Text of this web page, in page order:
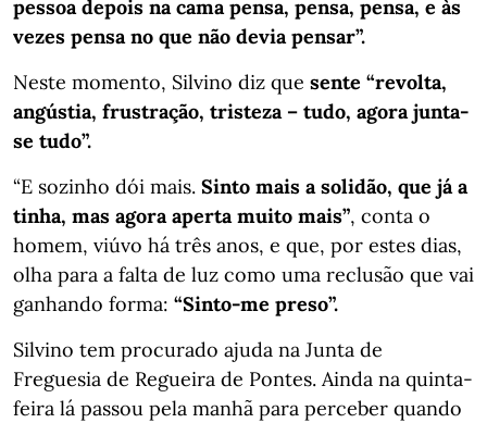
pessoa depois na cama pensa, pensa, pensa, e às
vezes pensa no que não devia pensar”.
Neste momento, Silvino diz que sente “revolta,
angústia, frustração, tristeza – tudo, agora junta-
se tudo”.
“E sozinho dói mais. Sinto mais a solidão, que já a
tinha, mas agora aperta muito mais”, conta o
homem, viúvo há três anos, e que, por estes dias,
olha para a falta de luz como uma reclusão que vai
ganhando forma: “Sinto-me preso”.
Silvino tem procurado ajuda na Junta de
Freguesia de Regueira de Pontes. Ainda na quinta-
feira lá passou pela manhã para perceber quando